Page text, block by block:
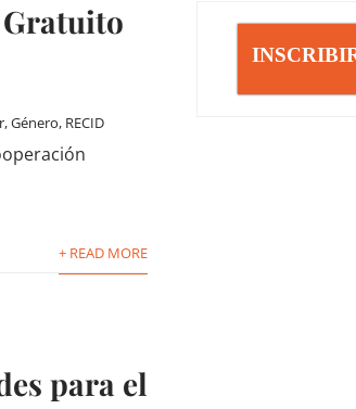
,Género, RECID
+ READ MORE
para el